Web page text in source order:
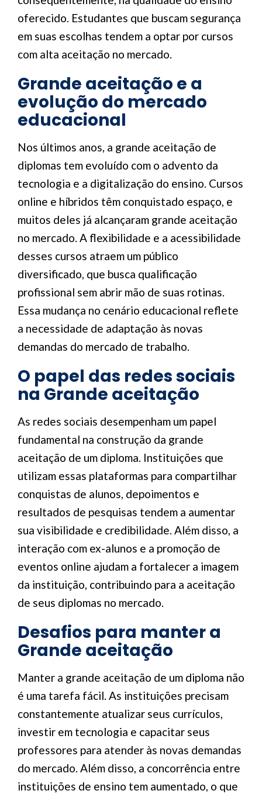
oferecido. Estudantes que buscam segurança
em suas escolhas tendem a optar por cursos
com alta aceitação no mercado.
Grande aceitação e a
evolução do mercado
educacional
Nos últimos anos, a grande aceitação de
diplomas tem evoluído com o advento da
tecnologia e a digitalização do ensino. Cursos
online e híbridos têm conquistado espaço, e
muitos deles já alcançaram grande aceitação
no mercado. A flexibilidade e a acessibilidade
desses cursos atraem um público
diversificado, que busca qualificação
profissional sem abrir mão de suas rotinas.
Essa mudança no cenário educacional reflete
a necessidade de adaptação às novas
demandas do mercado de trabalho.
O papel das redes sociais
na Grande aceitação
As redes sociais desempenham um papel
fundamental na construção da grande
aceitação de um diploma. Instituições que
utilizam essas plataformas para compartilhar
conquistas de alunos, depoimentos e
resultados de pesquisas tendem a aumentar
sua visibilidade e credibilidade. Além disso, a
interação com ex-alunos e a promoção de
eventos online ajudam a fortalecer a imagem
da instituição, contribuindo para a aceitação
de seus diplomas no mercado.
Desafios para manter a
Grande aceitação
Manter a grande aceitação de um diploma não
é uma tarefa fácil. As instituições precisam
constantemente atualizar seus currículos,
investir em tecnologia e capacitar seus
professores para atender às novas demandas
do mercado. Além disso, a concorrência entre
instituições de ensino tem aumentado, o que